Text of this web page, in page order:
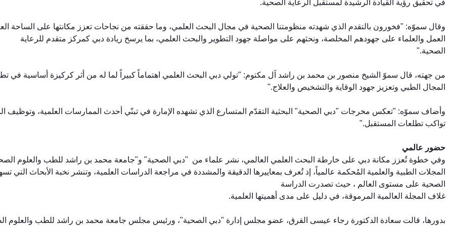
في تحقيق رؤية القيادة الرشيدة لمستقبل الرعاية الصحية.
وقال سموّه: "فخورون بالتقدم الذي شهدته منظومتنا الصحية في مجال البحث العلمي، وما حققته من نجاحات تعزز مكانتها على الساحة
العمل والعلماء على جهودهم المخلصة، ونحثهم على مواصلة جهود التطوير والبحث العلمي، بما يرسخ ريادة دبي كمركز متقدم للرعاية
الصحية."
من جهته، قال سموّ الشيخ منصور بن محمد بن راشد آل مكتوم: "تولي دبي البحث العلمي اهتماماً كبيراً لما له من أثر كركيزة أساسية في
المجال الطبي وتعزيز جهود الوقاية والتشخيص والعلاج."
وأضاف سموّه: "تعكس مخرجات "دبي الصحية" البحثية التقدّم المتسارع الذي تشهده الإمارة في تبنّي أحدث الممارسات العلمية، وتوظيف
تواكب تطلعات المستقبل."
حضور عالمي
المجلات الطبية والعلمية المُحكمة عالمياً، إذ تُعرف بمعاييرها الدقيقة والمشددة في مراجعة الدراسات العلمية، وتنشر نخبة الأبحاث
الصحية على مستوى العالم ، حيث تصدرت الدراسة
غلاف المجلة العالمية المرموقة، في دليل على مدى أهميتها العلمية.
بدورها، قالت سعادة الدكتورة رجاء عيسى القرق، عضو مجلس إدارة "دبي الصحية"، ورئيس مجلس جامعة محمد بن راشد للطب والعلوم